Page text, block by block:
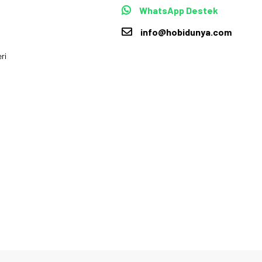
WhatsApp Destek
info@hobidunya.com